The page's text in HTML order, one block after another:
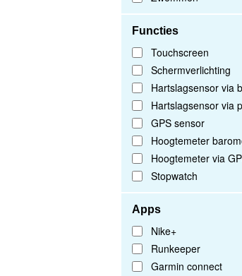
Functies
Touchscreen
Schermverlichting
Hartslagsensor via
Hartslagsensor via
GPS sensor
Hoogtemeter
Hoogtemeter via
Stopwatch
Apps
Nike+
Runkeeper
Garmin connect